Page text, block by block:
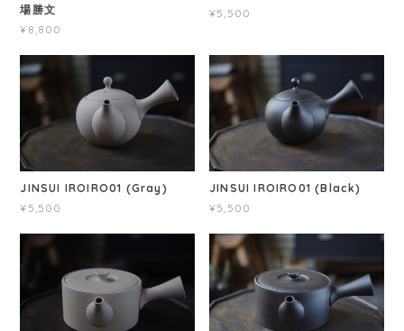
場勝文
¥8,800
¥5,500
JINSUI IROIRO01 (Gray)
¥5,500
JINSUI IROIRO01 (Black)
¥5,500